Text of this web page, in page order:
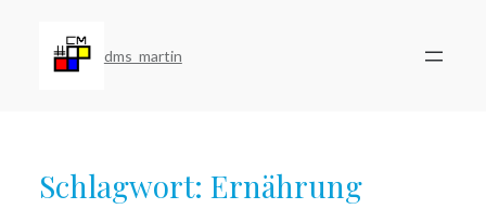
springen
dms_martin
Schlagwort: Ernährung